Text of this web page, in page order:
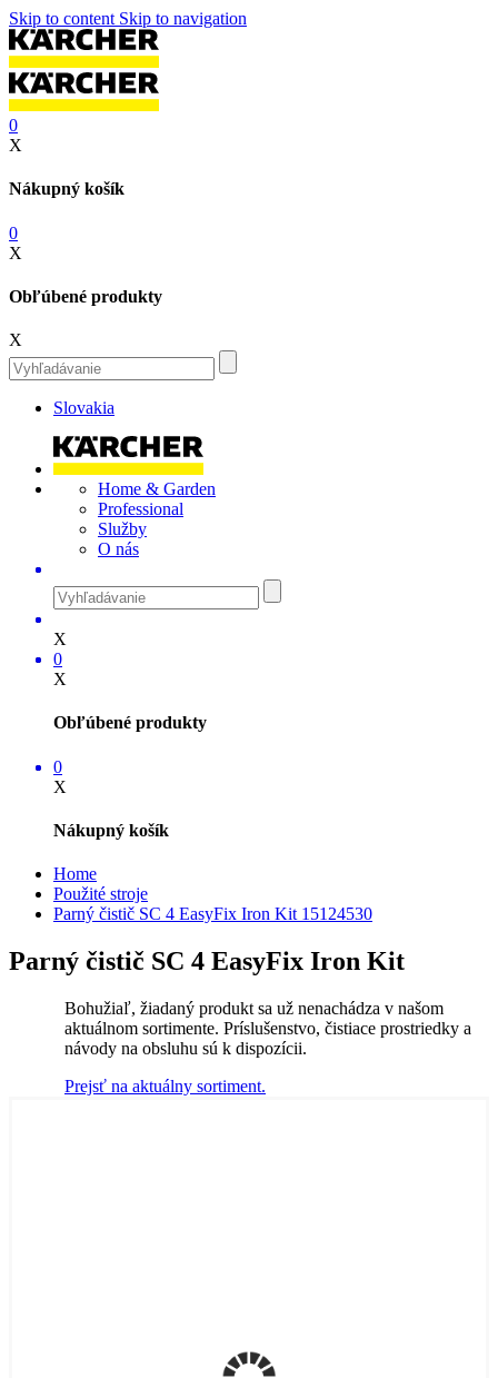
Skip to content Skip to navigation
0
X
Nákupný košík
0
X
Obľúbené produkty
X
Slovakia
Home & Garden
Professional
Služby
O nás
X
0
X
Obľúbené produkty
0
X
Nákupný košík
Home
Použité stroje
Parný čistič SC 4 EasyFix Iron Kit 15124530
Parný čistič SC 4 EasyFix Iron Kit
Bohužiaľ, žiadaný produkt sa už nenachádza v našom
aktuálnom sortimente. Príslušenstvo, čistiace prostriedky a
návody na obsluhu sú k dispozícii.
Prejsť na aktuálny sortiment.